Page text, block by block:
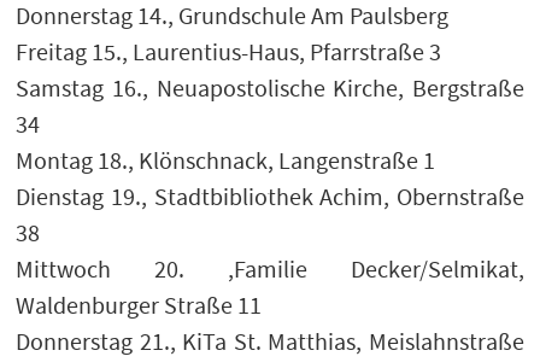
Donnerstag 14., Grundschule Am Paulsberg
Freitag 15., Laurentius-Haus, Pfarrstraße 3
Samstag 16., Neuapostolische Kirche, Bergstraße
34
Montag 18., Klönschnack, Langenstraße 1
Dienstag 19., Stadtbibliothek Achim, Obernstraße
38
Mittwoch 20. ,Familie Decker/Selmikat,
Waldenburger Straße 11
Donnerstag 21., KiTa St. Matthias, Meislahnstraße